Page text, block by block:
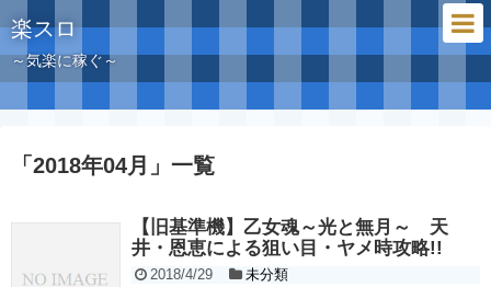
楽スロ
～気楽に稼ぐ～
「 2018年04月 」 一覧
【旧基準機】乙女魂～光と無月～ 天
井・恩恵による狙い目・ヤメ時攻略!!
2018/4/29
未分類